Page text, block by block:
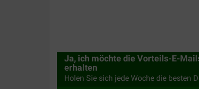
Ja, ich möchte die Vorteils-E-
erhalten
Holen Sie sich jede Woche die besten